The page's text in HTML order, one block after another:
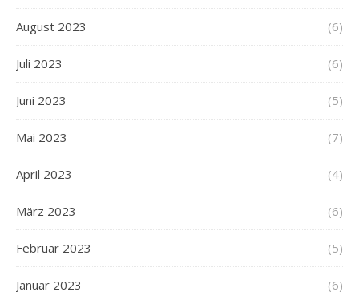
August 2023 (6)
Juli 2023 (6)
Juni 2023 (5)
Mai 2023 (7)
April 2023 (4)
März 2023 (6)
Februar 2023 (5)
Januar 2023 (6)